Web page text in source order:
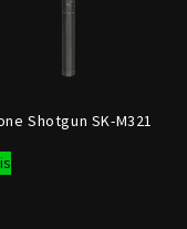
Shotgun SK-M321